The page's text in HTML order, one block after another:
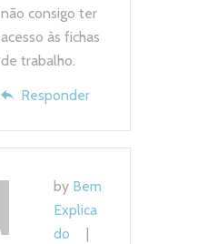
não consigo ter
acesso às fichas
de trabalho.
Responder
by Bem
Explica
do